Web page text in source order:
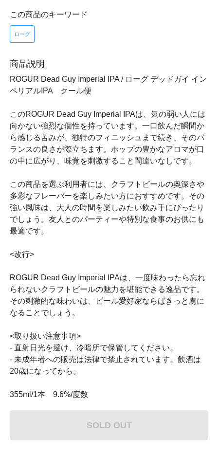
この商品のキーワード
ローグ
商品説明
ROGUR Dead Guy Imperial IPA / ローグ デッドガイ イン
ペリアルIPA クール便
このROGUR Dead Guy Imperial IPAは、気の弱い人には
向かない強烈な個性を持っています。一口飲んだ瞬間か
ら感じる苦みが、独特のフィニッシュまで続き、そのバ
ランスの良さが際立ちます。ホップの豊かなアロマが口
の中に広がり、味覚を刺激すること間違いなしです。
この商品を選ぶ利用者には、クラフトビールの奥深さや
多彩なフレーバーを楽しみたい方におすすめです。その
強い風味は、大人の時間を楽しみたい飲み手にぴったり
でしょう。友人とのパーティーや特別な食事のお供にも
最適です。
<改行>
ROGUR Dead Guy Imperial IPAは、一度味わったら忘れ
られないクラフトビールの魅力を堪能できる逸品です。
その刺激的な味わいは、ビール愛好家ならばきっと虜に
なることでしょう。
<取り扱い注意事項>
- 直射日光を避け、冷暗所で保管してください。
- 未成年者への販売は法律で禁止されています。飲酒は
20歳になってから。
355ml/1本 9.6%/度数
SOLD OUT